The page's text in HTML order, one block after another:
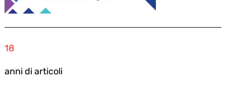
18
anni di articoli